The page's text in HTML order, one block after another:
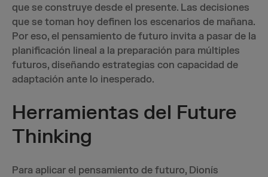
que se construye desde el presente. Las decisiones
que se toman hoy definen los escenarios de mañana.
Por eso, el pensamiento de futuro invita a pasar de la
planificación lineal a la preparación para múltiples
futuros, diseñando estrategias con capacidad de
adaptación ante lo inesperado.
Herramientas del Future
Thinking
Para aplicar el pensamiento de futuro, Dionís